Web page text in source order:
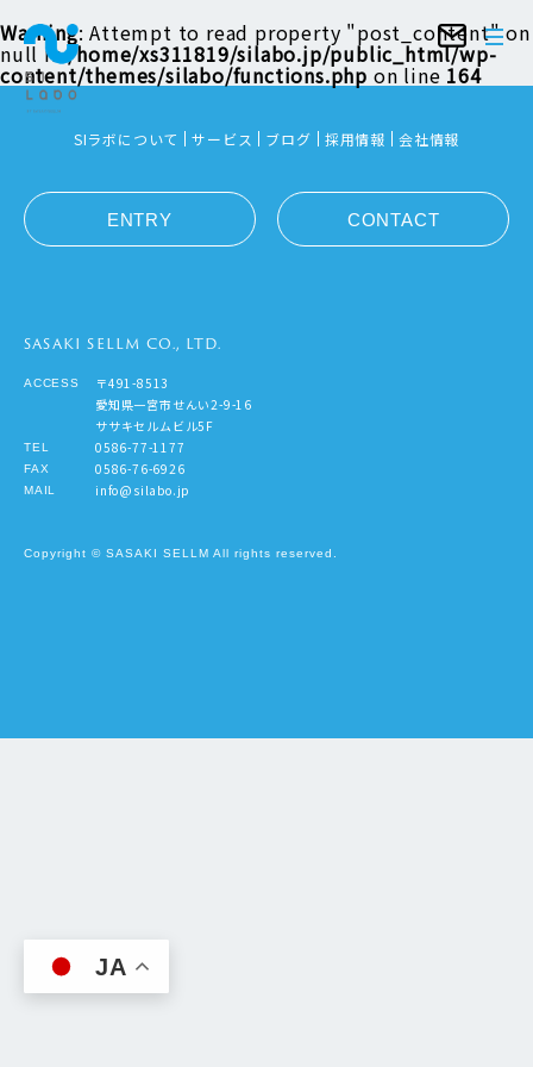
Warning: Attempt to read property "post_content" on
null in/home/xs311819/silabo.jp/public_html/wp-
content/themes/silabo/functions.php on line 164
SASAKI SELLM CO., LTD.
ACCESS
〒491-8513
愛知県一宮市せんい2-9-16
ササキセルムビル5F
TEL 0586-77-1177
FAX 0586-76-6926
MAIL info@silabo.jp
Copyright © SASAKI SELLM All rights reserved.
SIラボについて サービス ブログ 採用情報 会社情報
ENTRY CONTACT
JA